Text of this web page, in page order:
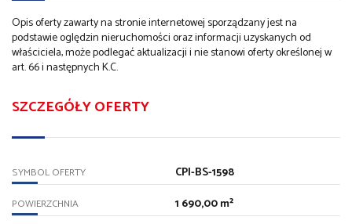
Opis oferty zawarty na stronie internetowej sporządzany jest na
podstawie oględzin nieruchomości oraz informacji uzyskanych od
właściciela, może podlegać aktualizacji i nie stanowi oferty określonej w
art. 66 i następnych K.C.
SZCZEGÓŁY OFERTY
SYMBOL OFERTY CPI-BS-1598
POWIERZCHNIA 1 690,00 m²